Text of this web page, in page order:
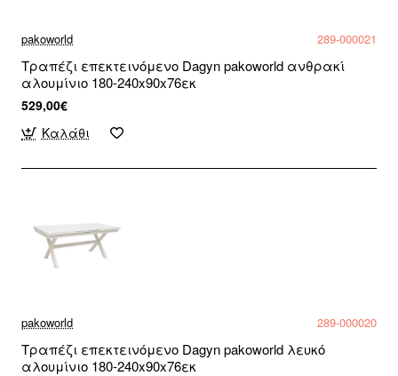
pakoworld 289-000021
Τραπέζι επεκτεινόμενο Dagyn pakoworld ανθρακί
αλουμίνιο 180-240x90x76εκ
529,00€
Καλάθι
pakoworld 289-000020
Τραπέζι επεκτεινόμενο Dagyn pakoworld λευκό
αλουμίνιο 180-240x90x76εκ